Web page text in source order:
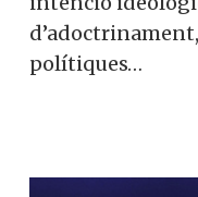
polítiques…